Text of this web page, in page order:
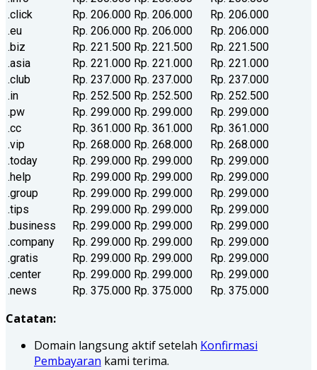
.click
Rp. 206.000 Rp. 206.000
Rp. 206.000
.eu
Rp. 206.000 Rp. 206.000
Rp. 206.000
.biz
Rp. 221.500 Rp. 221.500
Rp. 221.500
.asia
Rp. 221.000 Rp. 221.000
Rp. 221.000
.club
Rp. 237.000 Rp. 237.000
Rp. 237.000
.in
Rp. 252.500 Rp. 252.500
Rp. 252.500
.pw
Rp. 299.000 Rp. 299.000
Rp. 299.000
.cc
Rp. 361.000 Rp. 361.000
Rp. 361.000
.vip
Rp. 268.000 Rp. 268.000
Rp. 268.000
.today
Rp. 299.000 Rp. 299.000
Rp. 299.000
.help
Rp. 299.000 Rp. 299.000
Rp. 299.000
.group
Rp. 299.000 Rp. 299.000
Rp. 299.000
.tips
Rp. 299.000 Rp. 299.000
Rp. 299.000
.business
Rp. 299.000 Rp. 299.000
Rp. 299.000
.company
Rp. 299.000 Rp. 299.000
Rp. 299.000
.gratis
Rp. 299.000 Rp. 299.000
Rp. 299.000
.center
Rp. 299.000 Rp. 299.000
Rp. 299.000
.news
Rp. 375.000 Rp. 375.000 Rp. 375.000
Catatan:
Domain langsung aktif setelah Konfirmasi
Pembayaran kami terima.